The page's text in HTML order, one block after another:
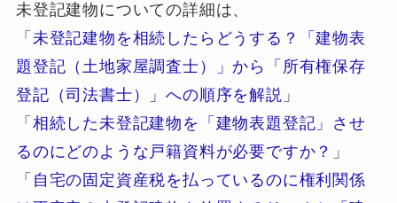
未登記建物についての詳細は、
「 未登記建物を相続したらどうする？「建物表
題登記（土地家屋調査士）」から「所有権保存
登記（司法書士）」への順序を解説 」
「 相続した未登記建物を「建物表題登記」させ
るのにどのような戸籍資料が必要ですか？ 」
「 自宅の固定資産税を払っているのに権利関係